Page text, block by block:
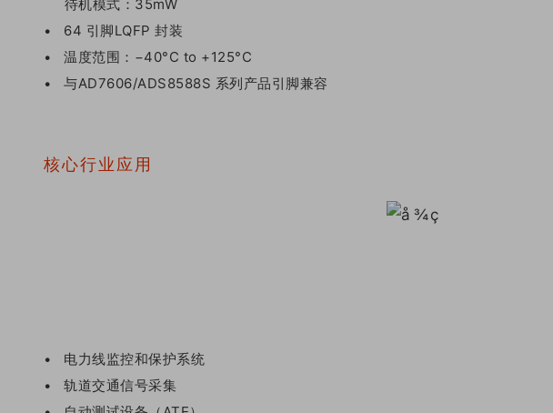
待机模式：35mW
• 64 引脚LQFP 封装
• 温度范围：−40°C to +125°C
• 与AD7606/ADS8588S 系列产品引脚兼容
核心行业应用
• 电力线监控和保护系统
• 轨道交通信号采集